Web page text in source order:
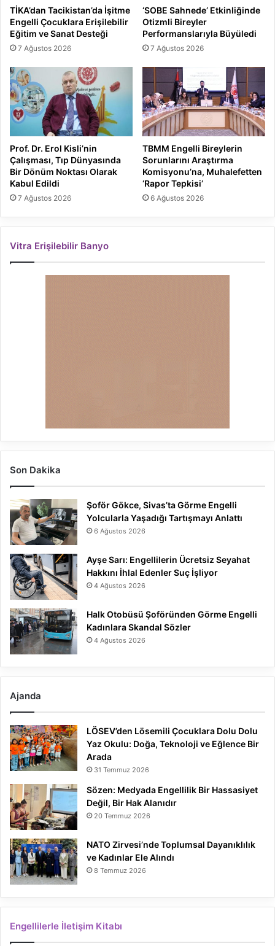
TİKA’dan Tacikistan’da İşitme
Engelli Çocuklara Erişilebilir
Eğitim ve Sanat Desteği
7 Ağustos 2026
‘SOBE Sahnede’ Etkinliğinde
Otizmli Bireyler
Performanslarıyla Büyüledi
7 Ağustos 2026
Prof. Dr. Erol Kisli’nin
Çalışması, Tıp Dünyasında
Bir Dönüm Noktası Olarak
Kabul Edildi
7 Ağustos 2026
TBMM Engelli Bireylerin
Sorunlarını Araştırma
Komisyonu’na, Muhalefetten
‘Rapor Tepkisi’
6 Ağustos 2026
Vitra Erişilebilir Banyo
Son Dakika
Şoför Gökce, Sivas’ta Görme Engelli
Yolcularla Yaşadığı Tartışmayı Anlattı
6 Ağustos 2026
Ayşe Sarı: Engellilerin Ücretsiz Seyahat
Hakkını İhlal Edenler Suç İşliyor
4 Ağustos 2026
Halk Otobüsü Şoföründen Görme Engelli
Kadınlara Skandal Sözler
4 Ağustos 2026
Ajanda
LÖSEV’den Lösemili Çocuklara Dolu Dolu
Yaz Okulu: Doğa, Teknoloji ve Eğlence Bir
Arada
31 Temmuz 2026
Sözen: Medyada Engellilik Bir Hassasiyet
Değil, Bir Hak Alanıdır
20 Temmuz 2026
NATO Zirvesi’nde Toplumsal Dayanıklılık
ve Kadınlar Ele Alındı
8 Temmuz 2026
Engellilerle İletişim Kitabı